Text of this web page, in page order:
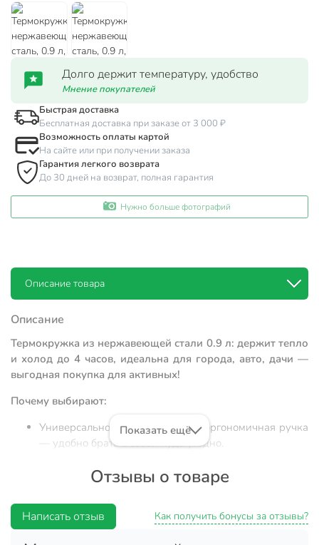
Долго держит температуру, удобство
Мнение покупателей
Быстрая доставка
Бесплатная доставка при заказе от 3 000 ₽
Возможность оплаты картой
На сайте или при получении заказа
Гарантия легкого возврата
До 30 дней на возврат, полная гарантия
Нужно больше фотографий
Описание товара
Описание
Термокружка из нержавеющей стали 0.9 л: держит тепло
и холод до 4 часов, идеальна для города, авто, дачи —
выгодная покупка для активных!
Почему выбирают:
Универсальность: объем 0.9 л и эргономичная ручка
— удобно брать с собой куда угодно.
сохраняют температуру напитка до 4 часов, не
Практична для дома, офиса, путешествий, в подарок
— стильная черная термокружка впишется в любой
Показать ещё
Отзывы о товаре
Написать отзыв Как получить бонусы за отзывы?